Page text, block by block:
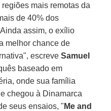
mais remotas da
de 40% dos
assim, o exílio
melhor chance de
escreveSamuel
baseado em
onde sua família
chegou à Dinamarca
seus ensaios, " Me and